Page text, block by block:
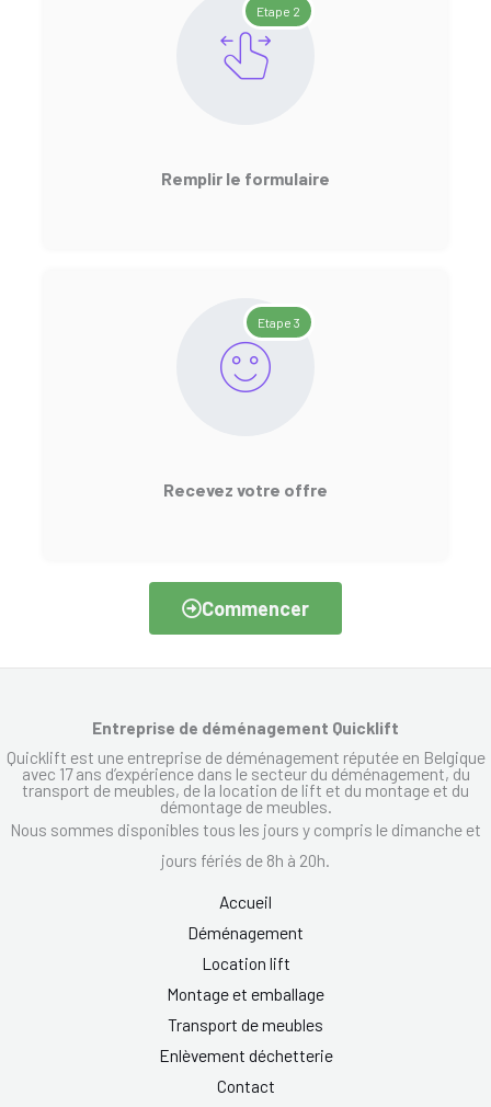
Etape 2
Remplir le formulaire
Etape 3
Recevez votre offre
Commencer
Entreprise de déménagement Quicklift
Quicklift est une entreprise de déménagement réputée en Belgique
avec 17 ans d’expérience dans le secteur du déménagement, du
transport de meubles, de la location de lift et du montage et du
démontage de meubles.
Nous sommes disponibles tous les jours y compris le dimanche et
jours fériés de 8h à 20h.
Accueil
Déménagement
Location lift
Montage et emballage
Transport de meubles
Enlèvement déchetterie
Contact